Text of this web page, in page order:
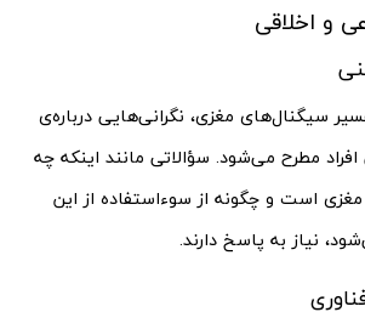
و اخلاقی
سیگنال‌های مغزی، نگرانی‌هایی درباره‌ی
مطرح می‌شود. سؤالاتی مانند اینکه چه
است و چگونه از سوءاستفاده از این
نیاز به پاسخ دارند.